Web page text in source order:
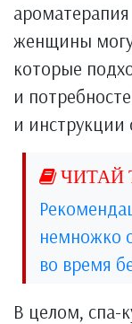
женщины
которые
и
и инструкции
немножко
во время
В целом, спа-